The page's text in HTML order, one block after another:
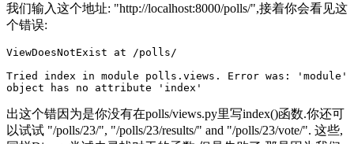
我们输入这个地址: "http://localhost:8000/polls/",接着你会看见这
个错误:
ViewDoesNotExist at /polls/
Tried index in module polls.views. Error was: 'module'
object has no attribute 'index'
出这个错因为是你没有在polls/views.py里写index()函数.你还可
以试试 "/polls/23/", "/polls/23/results/" and "/polls/23/vote/". 这些,